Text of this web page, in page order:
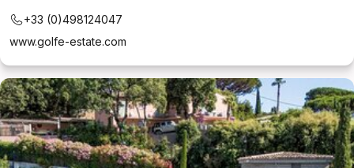
+33 (0)498124047
www.golfe-estate.com